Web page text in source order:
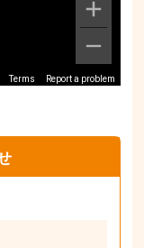
Terms Report a problem